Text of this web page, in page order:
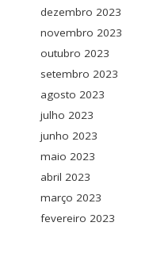
dezembro 2023
novembro 2023
outubro 2023
setembro 2023
agosto 2023
julho 2023
junho 2023
maio 2023
abril 2023
março 2023
fevereiro 2023